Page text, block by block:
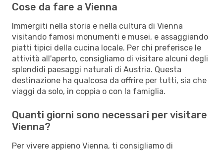
Cose da fare a Vienna
Immergiti nella storia e nella cultura di Vienna
visitando famosi monumenti e musei, e assaggiando
piatti tipici della cucina locale. Per chi preferisce le
attività all'aperto, consigliamo di visitare alcuni degli
splendidi paesaggi naturali di Austria. Questa
destinazione ha qualcosa da offrire per tutti, sia che
viaggi da solo, in coppia o con la famiglia.
Quanti giorni sono necessari per visitare
Vienna?
Per vivere appieno Vienna, ti consigliamo di